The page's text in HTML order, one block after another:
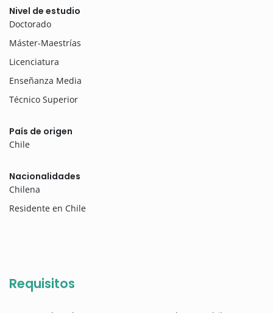
Nivel de estudio
Doctorado
Máster-Maestrías
Licenciatura
Enseñanza Media
Técnico Superior
País de origen
Chile
Nacionalidades
Chilena
Residente en Chile
Requisitos